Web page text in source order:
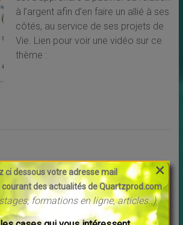
à l’argent afin d’en faire un allié à ses
côtés, au service de ses projets de
Vie. Lien pour voir une vidéo sur ce
thème :
Voir toutes les publications
RENSEIGNEMENT ?
ci dessous votre adresse mail
des actualités de Quartzprod.com
formations en ligne, articles..)
×